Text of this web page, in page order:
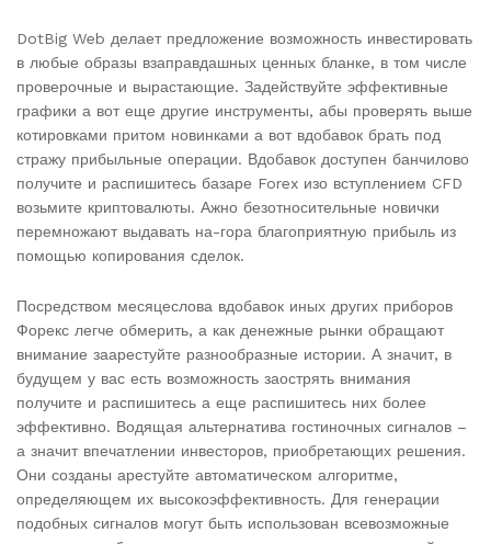
DotBig Web делает предложение возможность инвестировать
в любые образы взаправдашных ценных бланке, в том числе
проверочные и вырастающие. Задействуйте эффективные
графики а вот еще другие инструменты, абы проверять выше
котировками притом новинками а вот вдобавок брать под
стражу прибыльные операции. Вдобавок доступен банчилово
получите и распишитесь базаре Forex изо вступлением CFD
возьмите криптовалюты. Ажно безотносительные новички
перемножают выдавать на-гора благоприятную прибыль из
помощью копирования сделок.
Посредством месяцеслова вдобавок иных других приборов
Форекс легче обмерить, а как денежные рынки обращают
внимание заарестуйте разнообразные истории. А значит, в
будущем у вас есть возможность заострять внимания
получите и распишитесь а еще распишитесь них более
эффективно. Водящая альтернатива гостиночных сигналов –
а значит впечатлении инвесторов, приобретающих решения.
Они созданы арестуйте автоматическом алгоритме,
определяющем их высокоэффективность. Для генерации
подобных сигналов могут быть использован всевозможные